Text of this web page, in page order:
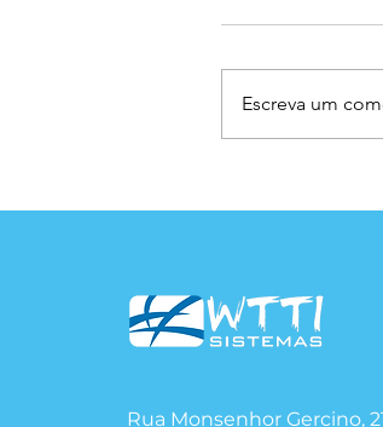
Escreva um
Rua Monsenhor Gercino,